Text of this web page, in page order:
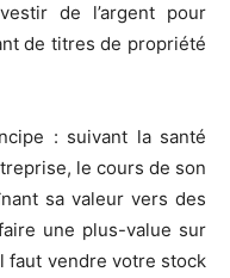
de l’argent pour
de titres de propriété
: suivant la santé
le cours de son
sa valeur vers des
une plus-value sur
faut vendre votre stock